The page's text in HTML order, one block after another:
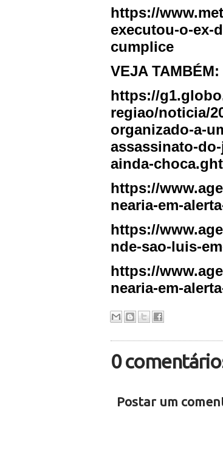
https://
executou-o-ex-
cumplice
VEJA TAMBÉM:
https://
regiao/noticia/
organizado-a-
assassinato-
ainda-
https://
nearia-em-
https://
nde-sao-luis-
https://
nearia-em-
0
Postar um